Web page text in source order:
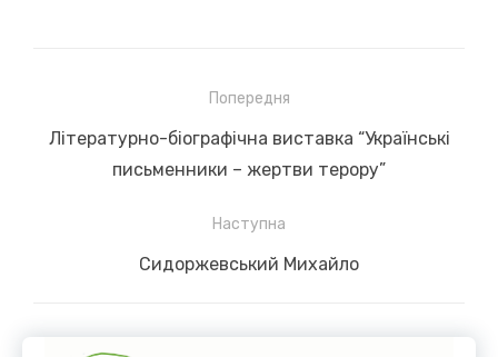
записів
Попередня
Previous
Літературно-біографічна виставка “Українські
письменники – жертви терору”
Наступна
Next
Сидоржевський Михайло